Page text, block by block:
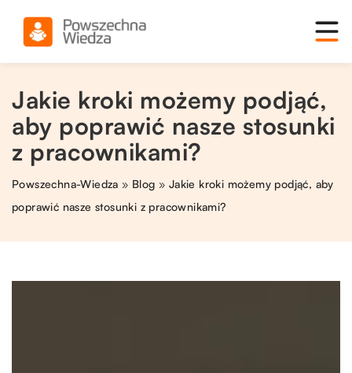
Jakie kroki możemy podjąć,
aby poprawić nasze stosunki
z pracownikami?
Powszechna-Wiedza » Blog » Jakie kroki możemy podjąć, aby
poprawić nasze stosunki z pracownikami?